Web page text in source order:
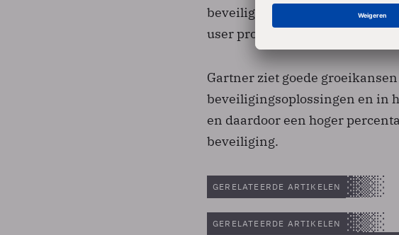
beveiligingssoftware als
user provisioning. Dat is 9
Gartner ziet goede
beveiligingsoplossingen en in
en daardoor een hoger
beveiliging.
GERELATEERDE ARTIKELEN
GERELATEERDE ARTIKELEN